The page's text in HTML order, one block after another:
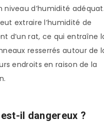
d’humidité
extraire l’humidité de
d’un rat, ce qui entraîne
resserrés autour de
endroits en raison de la
il dangereux ?